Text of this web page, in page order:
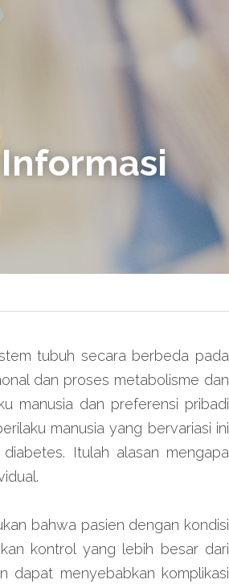
tubuh secara berbeda pada
dan proses metabolisme dan
manusia dan preferensi pribadi
manusia yang bervariasi ini
Itulah alasan mengapa
bahwa pasien dengan kondisi
kontrol yang lebih besar dari
dapat menyebabkan komplikasi